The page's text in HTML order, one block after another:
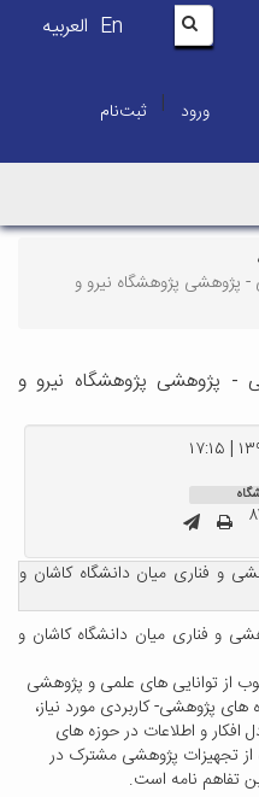
En العربیه
ورود | ثبت‌نام
- پژوهشی پژوهشگاه نیرو و
- پژوهشی پژوهشگاه نیرو و
و فناری میان دانشگاه کاشان و
و فناری میان دانشگاه کاشان و
از توانایی های علمی و پژوهشی
پژوهشی- کاربردی مورد نیاز،
و اطلاعات در حوزه های
تجهیزات پژوهشی مشترک در
تفاهم نامه است.